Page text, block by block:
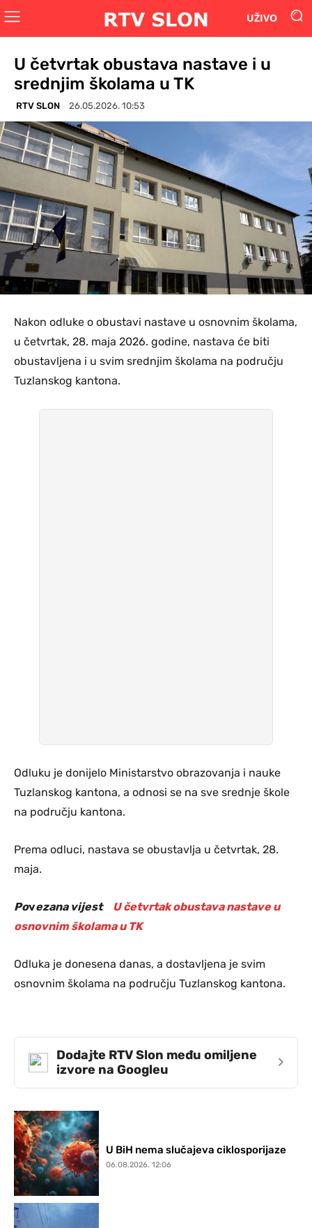
UŽIVO
U četvrtak obustava nastave i u
srednjim školama u TK
RTV SLON 26.05.2026. 10:53
Nakon odluke o obustavi nastave u osnovnim školama,
u četvrtak, 28. maja 2026. godine, nastava će biti
obustavljena i u svim srednjim školama na području
Tuzlanskog kantona.
Odluku je donijelo Ministarstvo obrazovanja i nauke
Tuzlanskog kantona, a odnosi se na sve srednje škole
na području kantona.
Prema odluci, nastava se obustavlja u četvrtak, 28.
maja.
Povezana vijest
U četvrtak obustava nastave u
osnovnim školama u TK
Odluka je donesena danas, a dostavljena je svim
osnovnim školama na području Tuzlanskog kantona.
Dodajte RTV Slon među omiljene
izvore na Googleu
›
U BiH nema slučajeva ciklosporijaze
06.08.2026. 12:06